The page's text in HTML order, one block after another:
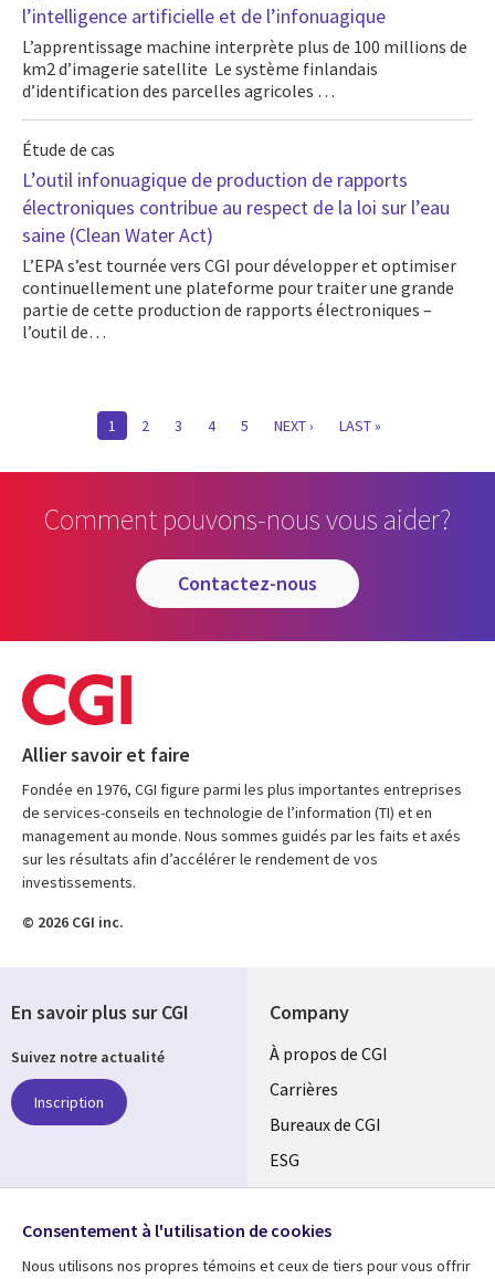
l’intelligence artificielle et de l’infonuagique
L’apprentissage machine interprète plus de 100 millions de
km2 d’imagerie satellite Le système finlandais
d’identification des parcelles agricoles …
Étude de cas
L’outil infonuagique de production de rapports
électroniques contribue au respect de la loi sur l’eau
saine (Clean Water Act)
L’EPA s’est tournée vers CGI pour développer et optimiser
continuellement une plateforme pour traiter une grande
partie de cette production de rapports électroniques –
l’outil de…
CURRENT
1 PAGE
2 PAGE
3 PAGE
4 PAGE
5
NEXT
NEXT ›
LAST
LAST »
Comment pouvons-nous vous aider?
contactez-nous
Allier savoir et faire
Fondée en 1976, CGI figure parmi les plus importantes entreprises
de services-conseils en technologie de l’information (TI) et en
management au monde. Nous sommes guidés par les faits et axés
sur les résultats afin d’accélérer le rendement de vos
investissements.
© 2026 CGI inc.
Company
Useful
links
CANADA
FR
À propos de CGI
Carrières
Bureaux de CGI
ESG
Alliances
En savoir plus sur CGI
Suivez notre actualité
Inscription
Media
Consentement à l'utilisation de cookies
Nous utilisons nos propres témoins et ceux de tiers pour vous offrir